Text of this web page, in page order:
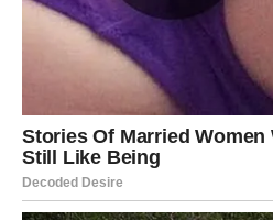
Finansijski – mala, ali značajna
Poruka sudbine: Vaša vera